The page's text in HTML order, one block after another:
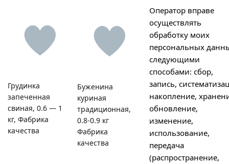
Грудинка
запеченная
свиная, 0.6 — 1
кг, Фабрика
качества
Буженина
куриная
традиционная,
0.8-0.9 кг
Фабрика
качества
Оператор вправе
осуществлять
обработку моих
персональных
следующими
способами: сбор,
запись,
накопление,
обновление,
изменение,
использование,
передача
(распространение,